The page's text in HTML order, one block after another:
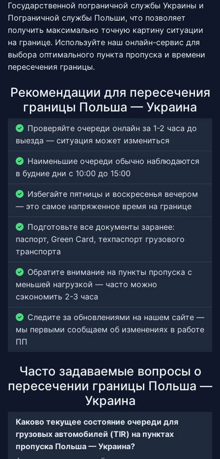
Государственной пограничной службы Украины и
Пограничной службы Польши, что позволяет
получить максимально точную картину ситуации
на границе. Используйте наш онлайн-сервис для
выбора оптимального пункта пропуска и времени
пересечения границы.
Рекомендации для пересечения
границы Польша — Украина
Проверяйте очереди онлайн за 1-2 часа до
выезда — ситуация может измениться
Наименьшие очереди обычно наблюдаются
в будние дни с 10:00 до 15:00
Избегайте пятницы и воскресенья вечером
— это самое напряженное время на границе
Подготовьте все документы заранее:
паспорт, Green Card, техпаспорт грузового
транспорта
Обратите внимание на пункты пропуска с
меньшей нагрузкой — часто можно
сэкономить 2-3 часа
Следите за обновлениями на нашем сайте —
мы первыми сообщаем об изменениях в работе
ПП
Часто задаваемые вопросы о
пересечении границы Польша —
Украина
Каково текущее состояние очереди для
грузовых автомобилей (TIR) на пунктах
пропуска Польша — Украина?